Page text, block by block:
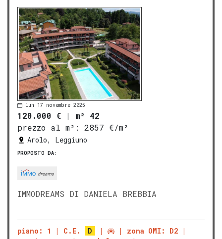
lun 17 novembre 2025
120.000 € | m² 42
prezzo al m²:
2857 €/m²
Arolo, Leggiuno
PROPOSTO DA:
IMMODREAMS DI DANIELA BREBBIA
piano: 1 C.E. D
zona OMI: D2